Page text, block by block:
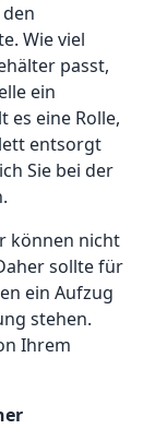
Wie viel
passt,
ein
es eine Rolle,
entsorgt
Sie bei der
können nicht
sollte für
ein Aufzug
stehen.
Ihrem